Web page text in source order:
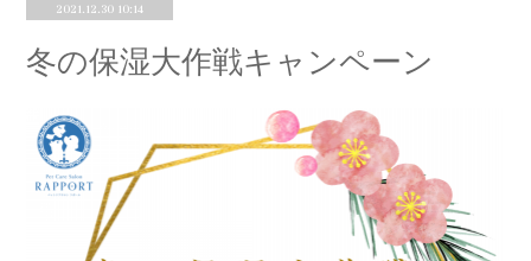
2021.12.30 10:14
冬の保湿大作戦キャンペーン